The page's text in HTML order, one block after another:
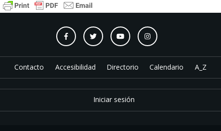
Contacto Accesibilidad Directorio Calendario A_Z
Iniciar sesión